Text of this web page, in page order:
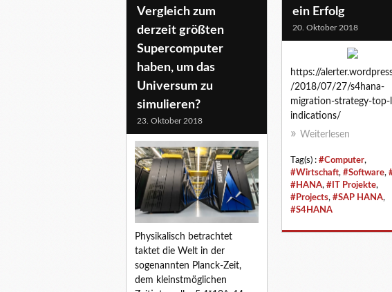
Vergleich zum
derzeit größten
Supercomputer
haben, um das
Universum zu
simulieren?
23. Oktober 2018
Physikalisch betrachtet
taktet die Welt in der
sogenannten Planck-Zeit,
dem kleinstmöglichen
ein Erfolg
20. Oktober 2018
https://
/2018/07/27/s4hana-
migration-strategy-top-
indications/
Weiterlesen
Tag(s) : #Computer,
#Wirtschaft, #Software,
#HANA, #IT Projekte,
#Projects, #SAP HANA,
#S4HANA